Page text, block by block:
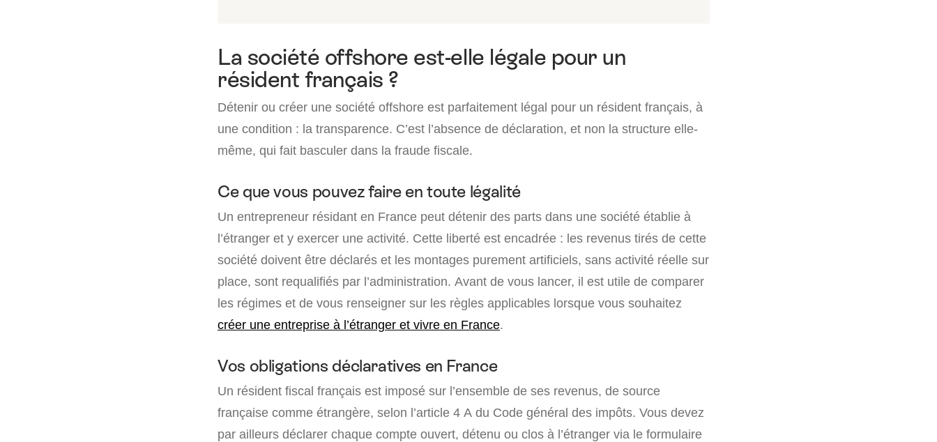
La société offshore est-elle légale pour un
résident français ?
Détenir ou créer une société offshore est parfaitement légal pour un résident français, à
une condition : la transparence. C’est l’absence de déclaration, et non la structure elle-
même, qui fait basculer dans la fraude fiscale.
Ce que vous pouvez faire en toute légalité
Un entrepreneur résidant en France peut détenir des parts dans une société établie à
l’étranger et y exercer une activité. Cette liberté est encadrée : les revenus tirés de cette
société doivent être déclarés et les montages purement artificiels, sans activité réelle sur
place, sont requalifiés par l’administration. Avant de vous lancer, il est utile de comparer
les régimes et de vous renseigner sur les règles applicables lorsque vous souhaitez
créer une entreprise à l’étranger et vivre en France.
Vos obligations déclaratives en France
Un résident fiscal français est imposé sur l’ensemble de ses revenus, de source
française comme étrangère, selon l’article 4 A du Code général des impôts. Vous devez
par ailleurs déclarer chaque compte ouvert, détenu ou clos à l’étranger via le formulaire